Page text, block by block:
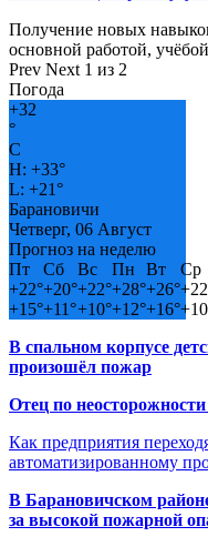
Получение новых
основной работой,
Prev Next 1 из 2
Погода
+32
°
C
H: +33°
L: +21°
Барановичи
Четверг, 06 Август
Прогноз на неделю
Пт
Сб Вс Пн Вт
Ср
+22°+20°+22°+28°+26°+
+15°+11°+10°+12°+16°+
В спальном корпусе
произошёл пожар
Отец по
Как предприятия
автоматизированному
В Барановичском
за высокой пожарной